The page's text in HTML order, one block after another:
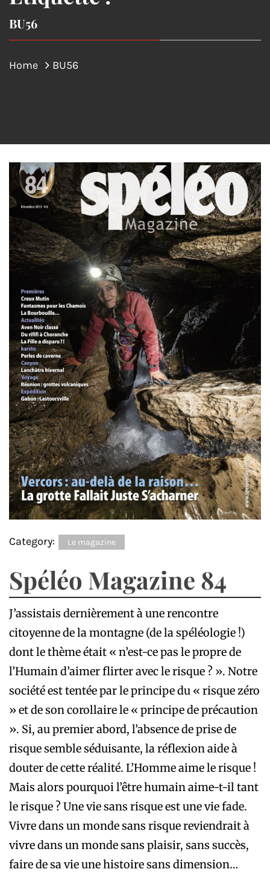
BU56
Home BU56
Category: Le magazine
Spéléo Magazine 84
J’assistais dernièrement à une rencontre
citoyenne de la montagne (de la spéléologie !)
dont le thème était « n’est-ce pas le propre de
l’Humain d’aimer flirter avec le risque ? ». Notre
société est tentée par le principe du « risque zéro
» et de son corollaire le « principe de précaution
». Si, au premier abord, l’absence de prise de
risque semble séduisante, la réflexion aide à
douter de cette réalité. L’Homme aime le risque !
Mais alors pourquoi l’être humain aime-t-il tant
le risque ? Une vie sans risque est une vie fade.
Vivre dans un monde sans risque reviendrait à
vivre dans un monde sans plaisir, sans succès,
faire de sa vie une histoire sans dimension…